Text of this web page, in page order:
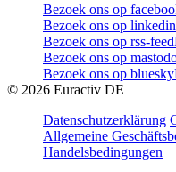
Bezoek ons op
Bezoek ons op linkedin
Bezoek ons op rss-feed
Bezoek ons op
Bezoek ons op bluesky
© 2026 Euractiv DE
Datenschutzerklärung
Allgemeine
Handelsbedingungen